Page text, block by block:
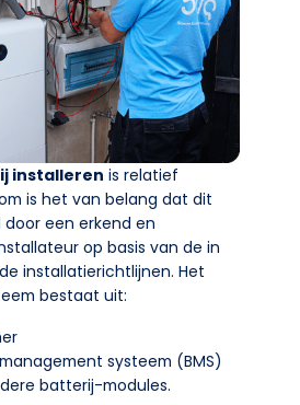
installeren is relatief
is het van belang dat dit
een erkend en
op basis van de in
installatierichtlijnen. Het
bestaat uit:
systeem (BMS)
batterij-modules.